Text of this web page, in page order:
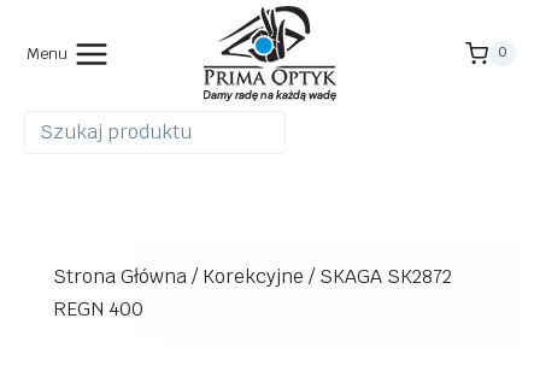
Menu 0
Strona Główna/Korekcyjne /SKAGA SK2872
REGN 400